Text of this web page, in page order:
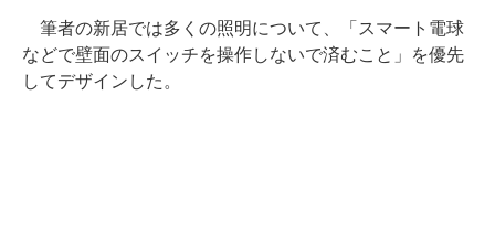
筆者の新居では多くの照明について、「スマート電球
などで壁面のスイッチを操作しないで済むこと」を優先
してデザインした。